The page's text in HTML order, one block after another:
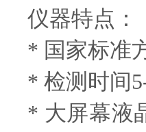
仪器特点：
* 国家标准
* 检测时间
* 大屏幕液